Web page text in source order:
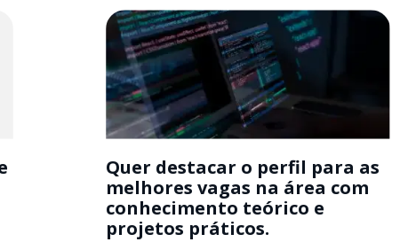
Quer destacar o perfil para as
melhores vagas na área com
conhecimento teórico e
projetos práticos.